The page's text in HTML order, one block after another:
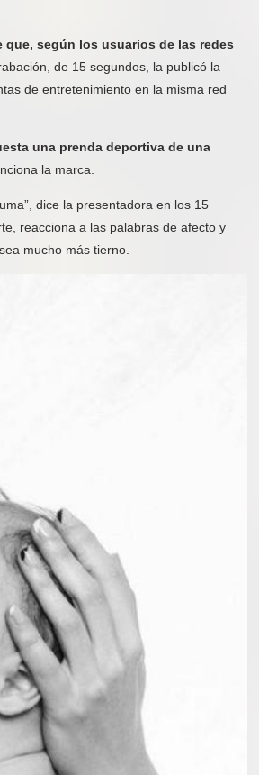
según los usuarios de las redes
de 15 segundos, la publicó la
de entretenimiento en la misma red
una prenda deportiva de una
la marca.
dice la presentadora en los 15
reacciona a las palabras de afecto y
mucho más tierno.